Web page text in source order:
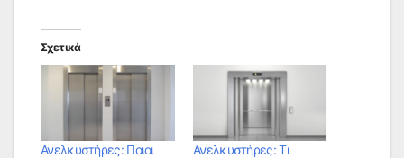
Σχετικά
Ανελκυστήρες: Ποιοι
Ανελκυστήρες: Τι